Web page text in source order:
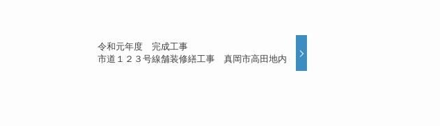
令和元年度 完成工事
市道１２３号線舗装修繕工事 真岡市高田地内